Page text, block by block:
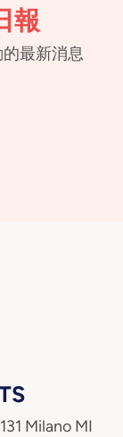
報
最新消息
Milano MI